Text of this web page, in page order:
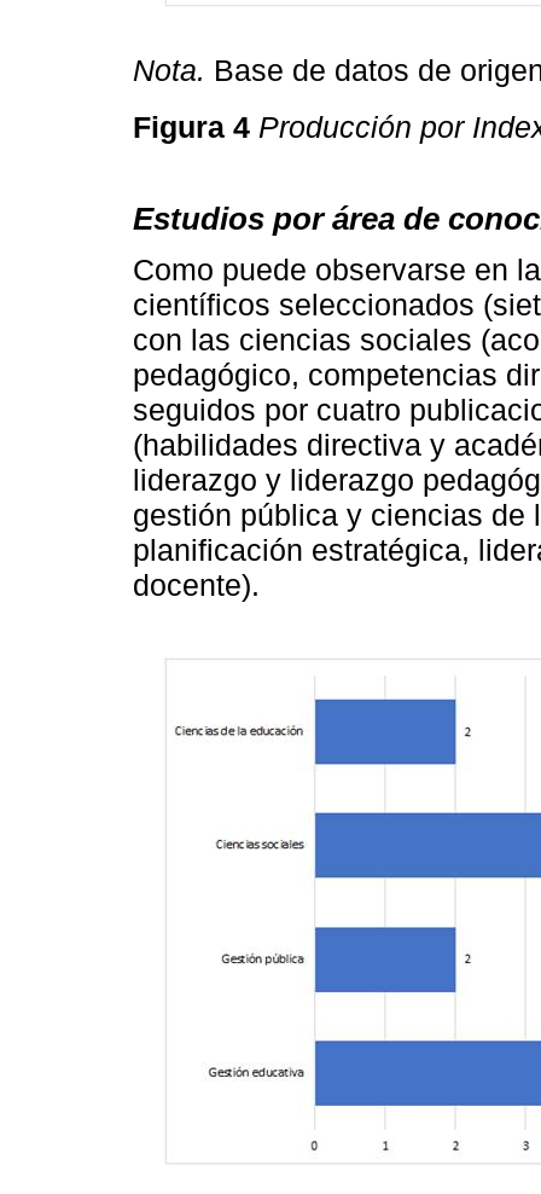
Nota. Base de datos de
Figura 4 Producción por
Estudios por área de
Como puede observarse en
científicos seleccionados
con las ciencias sociales
pedagógico, competencias
seguidos por cuatro
(habilidades directiva y
liderazgo y liderazgo
gestión pública y ciencias de
planificación estratégica,
docente).